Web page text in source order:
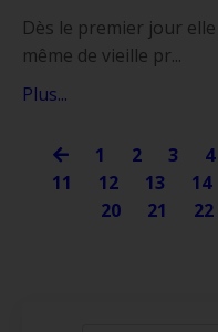
Dès le premier jour
même de vieille pr...
Plus...
1 2 3 4
11
12 13 14
20
21 22